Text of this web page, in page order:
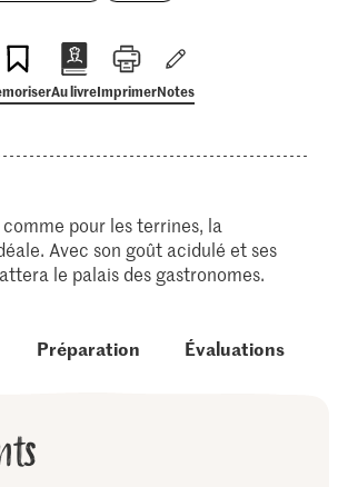
Au livreImprimerNotes
comme pour les terrines, la
Avec son goût acidulé et ses
le palais des gastronomes.
Préparation Évaluations